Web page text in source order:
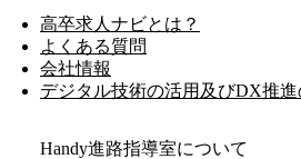
高卒求人ナビとは？
よくある質問
会社情報
デジタル技術の活用及びDX推
Handy進路指導室について